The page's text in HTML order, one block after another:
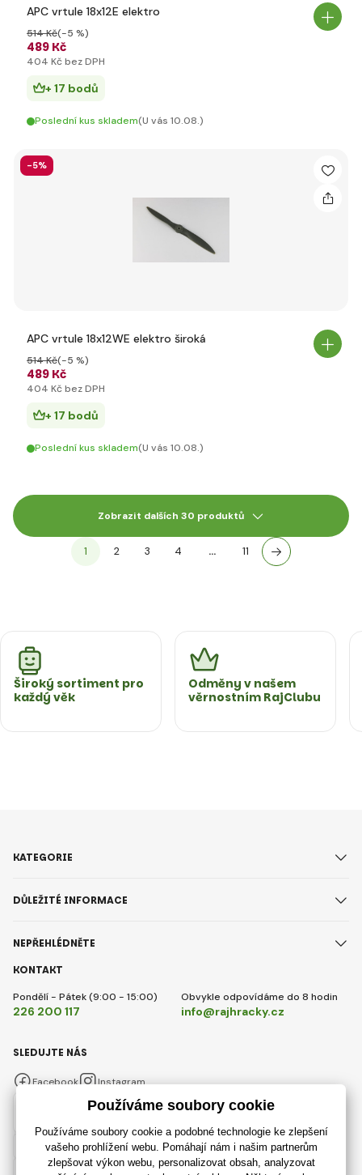
APC vrtule 18x12E elektro
489 Kč
514 Kč(-5 %)
404 Kč bez DPH
+ 17 bodů
Poslední kus skladem(U vás 10.08.)
-5%
APC vrtule 18x12WE elektro široká
489 Kč
514 Kč(-5 %)
404 Kč bez DPH
+ 17 bodů
Poslední kus skladem(U vás 10.08.)
Zobrazit dalších 30 produktů
1 2 3 4 … 11
Široký sortiment pro
každý věk
Odměny v našem
věrnostním RajClubu
KONTAKT
Pondělí - Pátek (9:00 - 15:00)
226 200 117
Obvykle odpovídáme do 8 hodin
info@rajhracky.cz
KATEGORIE
DŮLEŽITÉ INFORMACE
NEPŘEHLÉDNĚTE
SLEDUJTE NÁS
Facebook Instagram